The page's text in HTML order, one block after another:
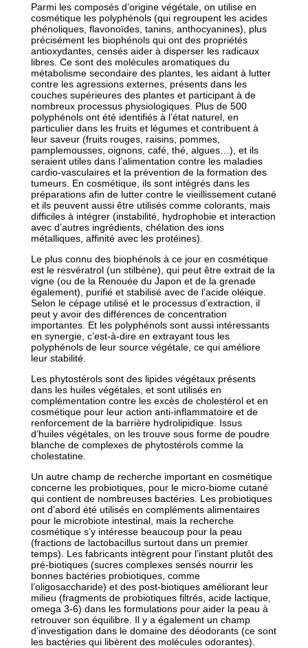
Parmi les composés d’origine végétale, on utilise en
cosmétique les polyphénols (qui regroupent les acides
phénoliques, flavonoïdes, tanins, anthocyanines), plus
précisément les biophénols qui ont des propriétés
antioxydantes, censés aider à disperser les radicaux
libres. Ce sont des molécules aromatiques du
métabolisme secondaire des plantes, les aidant à lutter
contre les agressions externes, présents dans les
couches supérieures des plantes et participant à de
nombreux processus physiologiques. Plus de 500
polyphénols ont été identifiés à l’état naturel, en
particulier dans les fruits et légumes et contribuent à
leur saveur (fruits rouges, raisins, pommes,
pamplemousses, oignons, café, thé, algues…), et ils
seraient utiles dans l’alimentation contre les maladies
cardio-vasculaires et la prévention de la formation des
tumeurs. En cosmétique, ils sont intégrés dans les
préparations afin de lutter contre le vieillissement cutané
et ils peuvent aussi être utilisés comme colorants, mais
difficiles à intégrer (instabilité, hydrophobie et interaction
avec d’autres ingrédients, chélation des ions
métalliques, affinité avec les protéines).
Le plus connu des biophénols à ce jour en cosmétique
est le resvératrol (un stilbène), qui peut être extrait de la
vigne (ou de la Renouée du Japon et de la grenade
également), purifié et stabilisé avec de l’acide oléique.
Selon le cépage utilisé et le processus d’extraction, il
peut y avoir des différences de concentration
importantes. Et les polyphénols sont aussi intéressants
en synergie, c’est-à-dire en extrayant tous les
polyphénols de leur source végétale, ce qui améliore
leur stabilité.
Les phytostérols sont des lipides végétaux présents
dans les huiles végétales, et sont utilisés en
complémentation contre les excès de cholestérol et en
cosmétique pour leur action anti-inflammatoire et de
renforcement de la barrière hydrolipidique. Issus
d’huiles végétales, on les trouve sous forme de poudre
blanche de complexes de phytostérols comme la
cholestatine.
Un autre champ de recherche important en cosmétique
concerne les probiotiques, pour le micro-biome cutané
qui contient de nombreuses bactéries. Les probiotiques
ont d’abord été utilisés en compléments alimentaires
pour le microbiote intestinal, mais la recherche
cosmétique s’y intéresse beaucoup pour la peau
(fractions de lactobacillus surtout dans un premier
temps). Les fabricants intègrent pour l’instant plutôt des
pré-biotiques (sucres complexes sensés nourrir les
bonnes bactéries probiotiques, comme
l’oligosaccharide) et des post-biotiques améliorant leur
milieu (fragments de probiotiques filtrés, acide lactique,
omega 3-6) dans les formulations pour aider la peau à
retrouver son équilibre. Il y a également un champ
d’investigation dans le domaine des déodorants (ce sont
les bactéries qui libèrent des molécules odorantes).